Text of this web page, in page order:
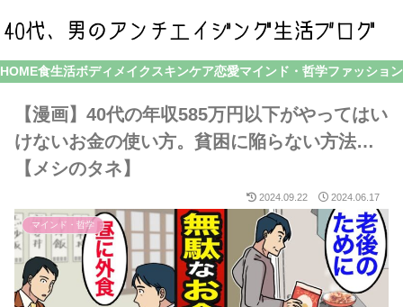
HOME食生活ボディメイク スキンケア恋愛マインド・哲学ファッション
【漫画】40代の年収585万円以下がやってはい
けないお金の使い方。貧困に陥らない方法…
【メシのタネ】
2024.09.22 2024.06.17
マインド・哲学